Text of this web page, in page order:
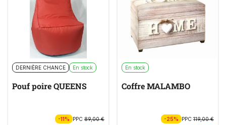
DERNIÈRE CHANCE En stock
Pouf poire QUEENS
-11% PPC 89,00 €
En stock
Coffre MALAMBO
-25% PPC119,00 €